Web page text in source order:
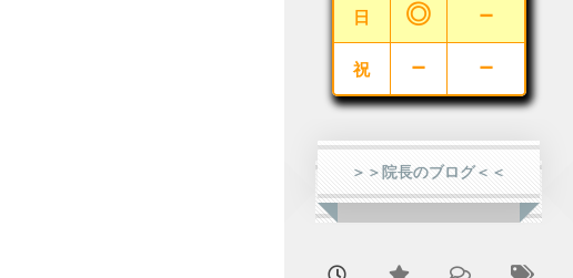
日 ◎ －
祝 － －
＞＞院長のブログ＜＜